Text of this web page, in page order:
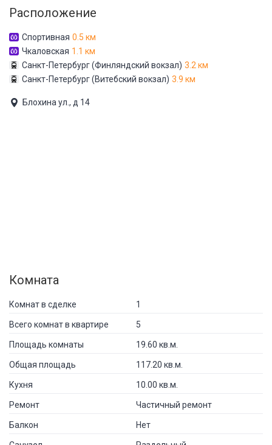
Расположение
Спортивная 0.5 км
Чкаловская 1.1 км
Санкт-Петербург (Финляндский вокзал) 3.2 км
Санкт-Петербург (Витебский вокзал) 3.9 км
Блохина ул., д 14
Комната
Комнат в сделке 1
Всего комнат в квартире 5
Площадь комнаты 19.60 кв.м.
Общая площадь 117.20 кв.м.
Кухня 10.00 кв.м.
Ремонт Частичный ремонт
Балкон Нет